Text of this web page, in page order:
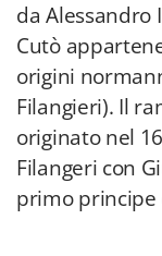
da Alessandro
Cutò
origini
Filangieri). Il
originato nel
Filangeri con
primo principe